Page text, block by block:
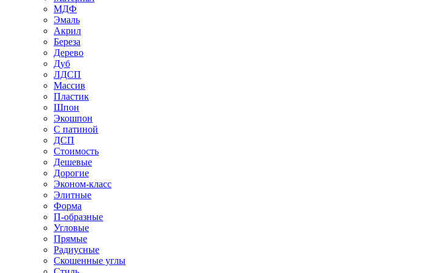
МДФ
Эмаль
Акрил
Береза
Дерево
Дуб
ЛДСП
Массив
Пластик
Шпон
Экошпон
С патиной
ДСП
Стоимость
Дешевые
Дорогие
Эконом-класс
Элитные
Форма
П-образные
Угловые
Прямые
Радиусные
Скошенные углы